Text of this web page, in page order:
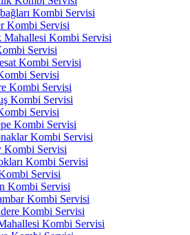
Kombi Servisi
Kombi Servisi
Mahallesi Kombi Servisi
Servisi
Kombi Servisi
Servisi
Kombi Servisi
Kombi Servisi
Servisi
Kombi Servisi
Kombi Servisi
Kombi Servisi
Kombi Servisi
Servisi
Kombi Servisi
Kombi Servisi
Kombi Servisi
Kombi Servisi